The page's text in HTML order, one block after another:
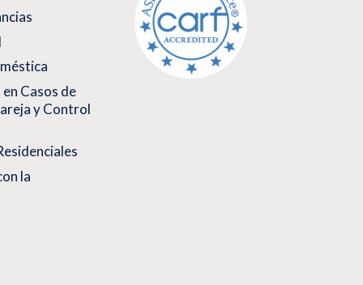
Casos de
y Control
la